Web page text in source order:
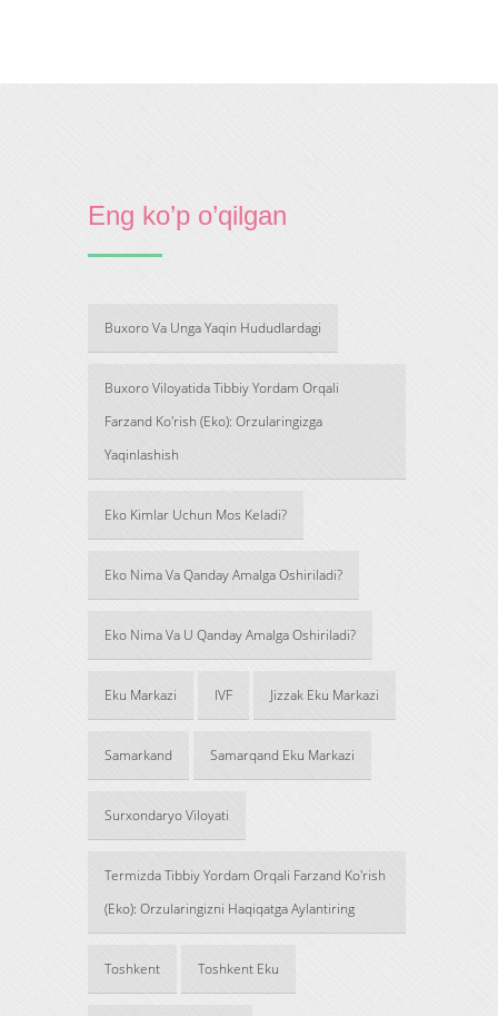
Eng ko’p o’qilgan
Buxoro Va Unga Yaqin Hududlardagi
Buxoro Viloyatida Tibbiy Yordam Orqali
Farzand Ko'rish (Eko): Orzularingizga
Yaqinlashish
Eko Kimlar Uchun Mos Keladi?
Eko Nima Va Qanday Amalga Oshiriladi?
Eko Nima Va U Qanday Amalga Oshiriladi?
Eku Markazi IVF Jizzak Eku Markazi
Samarkand Samarqand Eku Markazi
Surxondaryo Viloyati
Termizda Tibbiy Yordam Orqali Farzand Ko'rish
(Eko): Orzularingizni Haqiqatga Aylantiring
Toshkent Toshkent Eku